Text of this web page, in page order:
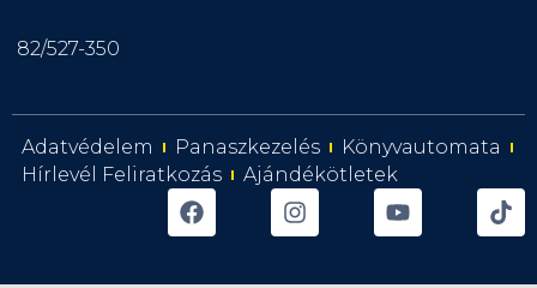
82/527-350
Adatvédelem Panaszkezelés
Könyvautomata
Hírlevél Feliratkozás
Ajándékötletek